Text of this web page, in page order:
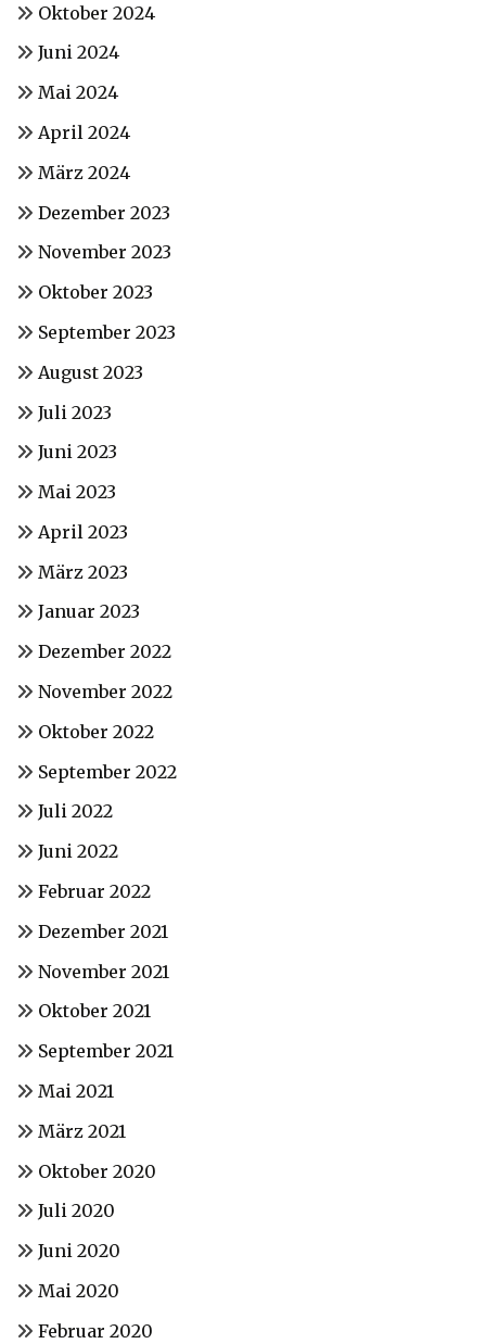
Oktober 2024
Juni 2024
Mai 2024
April 2024
März 2024
Dezember 2023
November 2023
Oktober 2023
September 2023
August 2023
Juli 2023
Juni 2023
Mai 2023
April 2023
März 2023
Januar 2023
Dezember 2022
November 2022
Oktober 2022
September 2022
Juli 2022
Juni 2022
Februar 2022
Dezember 2021
November 2021
Oktober 2021
September 2021
Mai 2021
März 2021
Oktober 2020
Juli 2020
Juni 2020
Mai 2020
Februar 2020